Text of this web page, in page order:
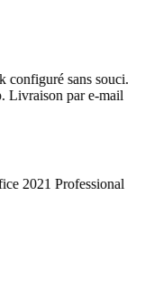
sans souci.
Livraison par e-mail
2021 Professional